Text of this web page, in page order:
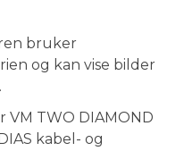
bruker
og kan vise bilder
TWO DIAMOND
kabel- og